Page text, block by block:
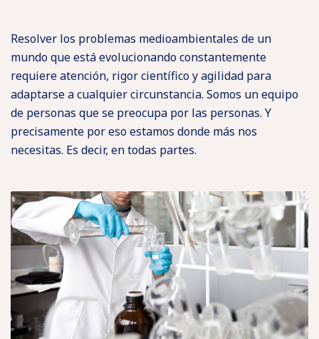
Resolver los problemas medioambientales de un
mundo que está evolucionando constantemente
requiere atención, rigor científico y agilidad para
adaptarse a cualquier circunstancia. Somos un equipo
de personas que se preocupa por las personas. Y
precisamente por eso estamos donde más nos
necesitas. Es decir, en todas partes.